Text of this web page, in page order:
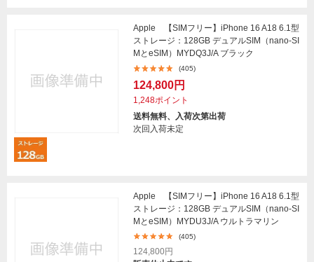
Apple 【SIMフリー】iPhone 16 A18 6.1型
ストレージ：128GB デュアルSIM（nano-SI
MとeSIM）MYDQ3J/A ブラック
(405)
124,800円
1,248ポイント
送料無料、入荷次第出荷
次回入荷未定
Apple 【SIMフリー】iPhone 16 A18 6.1型
ストレージ：128GB デュアルSIM（nano-SI
MとeSIM）MYDU3J/A ウルトラマリン
(405)
124,800円